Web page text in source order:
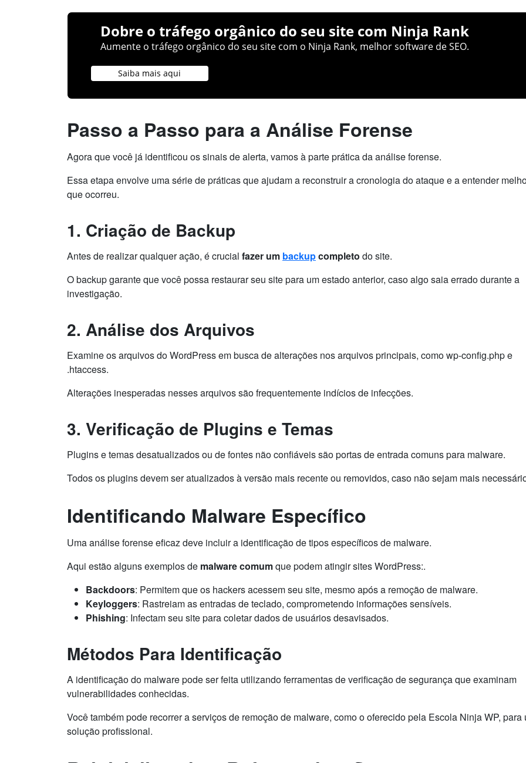
Dobre o tráfego orgânico do seu site com Ninja Rank
Aumente o tráfego orgânico do seu site com o Ninja Rank, melhor software de SEO.
Saiba mais aqui
Passo a Passo para a Análise Forense
Agora que você já identificou os sinais de alerta, vamos à parte prática da análise forense.
Essa etapa envolve uma série de práticas que ajudam a reconstruir a cronologia do ataque e a entender
que ocorreu.
1. Criação de Backup
Antes de realizar qualquer ação, é crucial fazer um backupcompleto do site.
O backup garante que você possa restaurar seu site para um estado anterior, caso algo saia errado durante a
investigação.
2. Análise dos Arquivos
Examine os arquivos do WordPress em busca de alterações nos arquivos principais, como wp-config.php e
.htaccess.
Alterações inesperadas nesses arquivos são frequentemente indícios de infecções.
3. Verificação de Plugins e Temas
Plugins e temas desatualizados ou de fontes não confiáveis são portas de entrada comuns para malware.
Todos os plugins devem ser atualizados à versão mais recente ou removidos, caso não sejam mais
Identificando Malware Específico
Uma análise forense eficaz deve incluir a identificação de tipos específicos de malware.
Aqui estão alguns exemplos de malware comumque podem atingir sites WordPress:.
Backdoors: Permitem que os hackers acessem seu site, mesmo após a remoção de malware.
Keyloggers: Rastreiam as entradas de teclado, comprometendo informações sensíveis.
Phishing: Infectam seu site para coletar dados de usuários desavisados.
Métodos Para Identificação
A identificação do malware pode ser feita utilizando ferramentas de verificação de segurança que examinam
vulnerabilidades conhecidas.
Você também pode recorrer a serviços de remoção de malware, como o oferecido pela Escola Ninja WP, para
solução profissional.